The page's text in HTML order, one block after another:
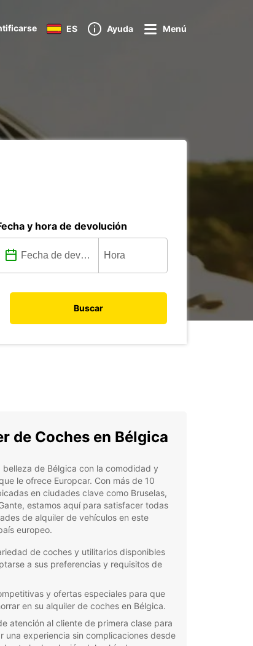
ES Ayuda Menú
y hora de devolución
Buscar
de Coches en Bélgica
belleza de Bélgica con la comodidad y
le ofrece Europcar. Con más de 10
en ciudades clave como Bruselas,
estamos aquí para satisfacer todas
de alquiler de vehículos en este
europeo.
de coches y utilitarios disponibles
a sus preferencias y requisitos de
y ofertas especiales para que
en su alquiler de coches en Bélgica.
atención al cliente de primera clase para
una experiencia sin complicaciones desde